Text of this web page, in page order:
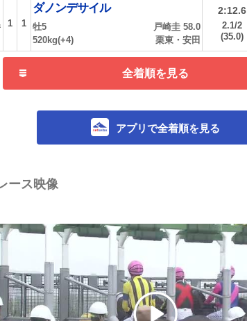
1 1
ダノンデサイル
牡5
520kg(+4)
戸崎圭 58.0
栗東・安田
2:12.6
2.1/2
(35.0)
全着順を見る
アプリで全着順を見る
ース映像